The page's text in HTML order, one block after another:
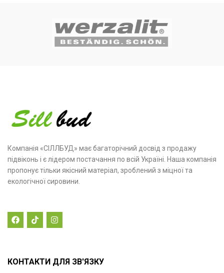
Компанія «СІЛЛБУД» має багаторічний досвід з продажу
підвіконь і є лідером постачання по всій Україні. Наша компанія
пропонує тільки якісний матеріал, зроблений з міцної та
екологічної сировини.
КОНТАКТИ ДЛЯ ЗВ'ЯЗКУ